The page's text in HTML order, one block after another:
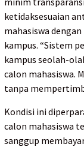
ketidaksesuaian
mahasiswa
kampus. “Sistem
kampus seolah-
calon mahasiswa.
tanpa
Kondisi ini
calon mahasiswa
sanggup